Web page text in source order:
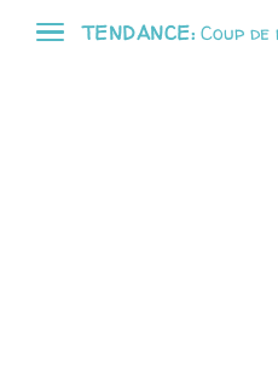
TENDANCE: Coup